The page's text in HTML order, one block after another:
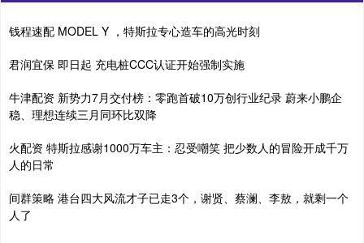
钱程速配 MODEL Y ，特斯拉专心造车的高光时刻
君润宜保 即日起 充电桩CCC认证开始强制实施
牛津配资 新势力7月交付榜：零跑首破10万创行业纪录 蔚来小鹏企
稳、理想连续三月同环比双降
火配资 特斯拉感谢1000万车主：忍受嘲笑 把少数人的冒险开成千万
人的日常
间群策略 港台四大风流才子已走3个，谢贤、蔡澜、李敖，就剩一个
人了